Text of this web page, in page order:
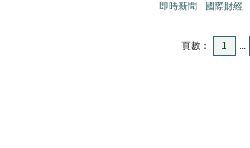
即時新聞 國際財經
頁數： 1 ...